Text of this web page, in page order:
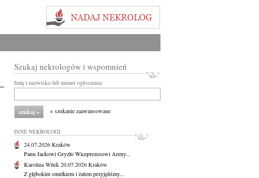
Szukaj nekrologów i wspomnień
Imię i nazwisko lub numer ogłoszenia:
+ szukanie zaawansowane
INNE NEKROLOGI
24.07.2026Kraków
Panu Jackowi Gryzło Wiceprezesowi Areny...
Karolina Witek20.07.2026Kraków
Z głębokim smutkiem i żalem przyjęliśmy...